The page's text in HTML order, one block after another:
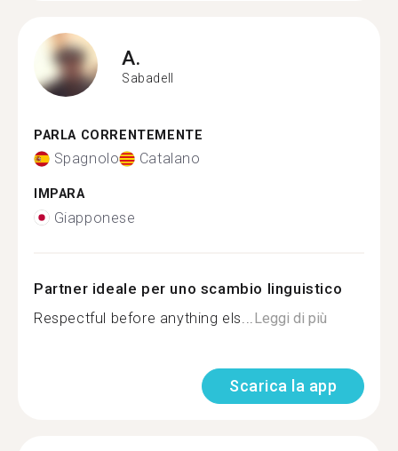
A.
Sabadell
PARLA CORRENTEMENTE
Spagnolo Catalano
IMPARA
Giapponese
Partner ideale per uno scambio linguistico
Respectful before anything els... Leggi di più
Scarica la app